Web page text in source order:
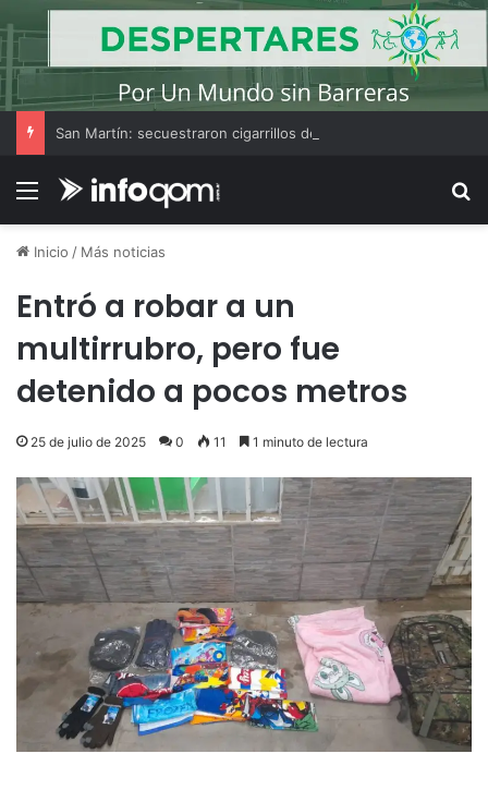
Menú
Inicio / Más noticias
Entró a robar a un
multirrubro, pero fue
detenido a pocos metros
25 de julio de 2025 0 11 1 minuto de lectura